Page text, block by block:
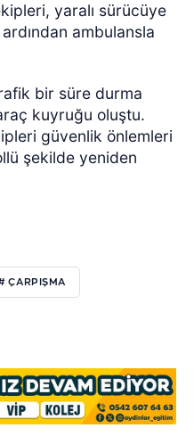
yaralı sürücüye
ambulansla
bir süre durma
kuyruğu oluştu.
güvenlik önlemleri
şekilde yeniden
ÇARPIŞMA